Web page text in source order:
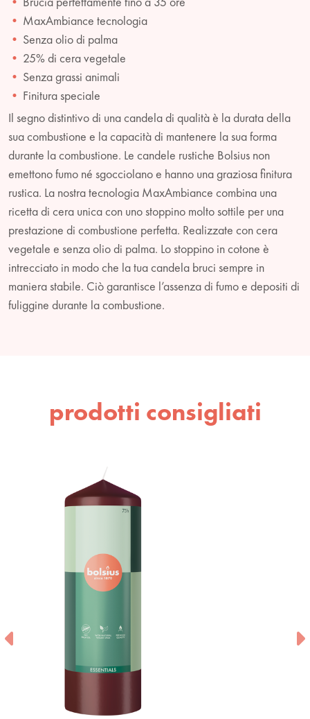
MaxAmbiance tecnologia
Senza olio di palma
25% di cera vegetale
Senza grassi animali
Finitura speciale
Il segno distintivo di una candela di qualità è la durata della
sua combustione e la capacità di mantenere la sua forma
durante la combustione. Le candele rustiche Bolsius non
emettono fumo né sgocciolano e hanno una graziosa finitura
rustica. La nostra tecnologia MaxAmbiance combina una
ricetta di cera unica con uno stoppino molto sottile per una
prestazione di combustione perfetta. Realizzate con cera
vegetale e senza olio di palma. Lo stoppino in cotone è
intrecciato in modo che la tua candela bruci sempre in
maniera stabile. Ciò garantisce l’assenza di fumo e depositi di
fuliggine durante la combustione.
prodotti consigliati